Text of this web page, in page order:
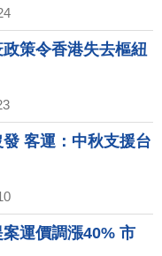
策令香港失去樞紐
客運：中秋支援台
運價調漲40% 市